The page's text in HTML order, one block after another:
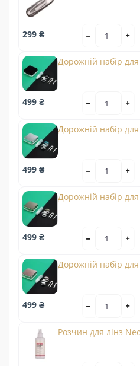
299 ₴
Дорожній набір
499 ₴
Дорожній набір для
499 ₴
Дорожній набір для
499 ₴
Дорожній набір
499 ₴
Розчин для лінз